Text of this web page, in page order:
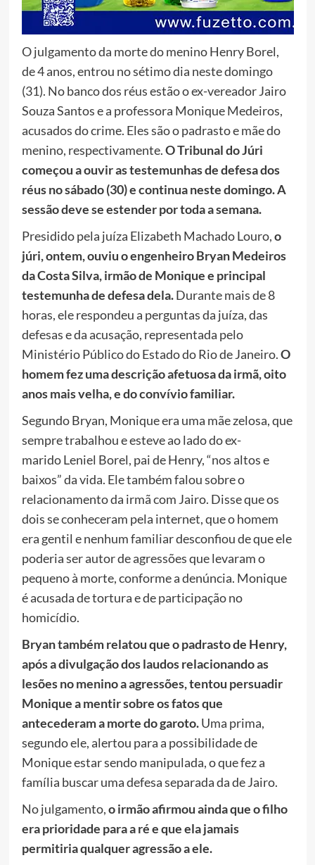
O julgamento da morte do menino Henry Borel,
de 4 anos, entrou no sétimo dia neste domingo
(31). No banco dos réus estão o ex-vereador Jairo
Souza Santos e a professora Monique Medeiros,
acusados do crime. Eles são o padrasto e mãe do
menino, respectivamente.O Tribunal do Júri
começou a ouvir as testemunhas de defesa dos
réus no sábado (30) e continua neste domingo. A
sessão deve se estender por toda a semana.
Presidido pela juíza Elizabeth Machado Louro,o
júri, ontem, ouviu o engenheiro Bryan Medeiros
da Costa Silva, irmão de Monique e principal
testemunha de defesa dela.Durante mais de 8
horas, ele respondeu a perguntas da juíza, das
defesas e da acusação, representada pelo
Ministério Público do Estado do Rio de Janeiro.O
homem fez uma descrição afetuosa da irmã, oito
anos mais velha, e do convívio familiar.
Segundo Bryan, Monique era uma mãe zelosa, que
sempre trabalhou e esteve ao lado do ex-
marido Leniel Borel, pai de Henry, “nos altos e
baixos” da vida. Ele também falou sobre o
relacionamento da irmã com Jairo. Disse que os
dois se conheceram pela internet, que o homem
era gentil e nenhum familiar desconfiou de que ele
poderia ser autor de agressões que levaram o
pequeno à morte, conforme a denúncia. Monique
é acusada de tortura e de participação no
homicídio.
Bryan também relatou que o padrasto de Henry,
após a divulgação dos laudos relacionando as
lesões no menino a agressões, tentou persuadir
Monique a mentir sobre os fatos que
antecederam a morte do garoto.Uma prima,
segundo ele, alertou para a possibilidade de
Monique estar sendo manipulada, o que fez a
família buscar uma defesa separada da de Jairo.
No julgamento,o irmão afirmou ainda que o filho
era prioridade para a ré e que ela jamais
permitiria qualquer agressão a ele.